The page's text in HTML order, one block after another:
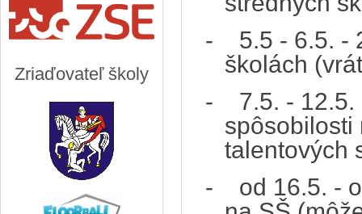
Zriaďovateľ školy
- 5.5 - 6.5. -
školách
- 7.5. - 12.5.
spôsobilosti
talentových
- od 16.5. -